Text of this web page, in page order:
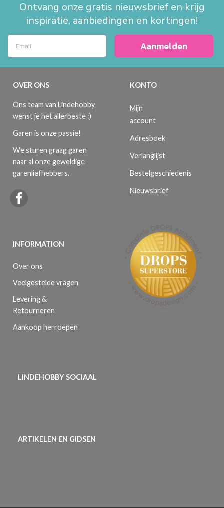
Ontvang onze gratis nieuwsbrief en krijg
inspiratie, aanbiedingen en kortingen!
Aanmelden
OVER ONS
Ons team van Lindehobby
wenst je het allerbeste :)
Garen is onze passie!
We sturen graag garen
naar al onze geweldige
garenliefhebbers.
INFORMATION
Over ons
Veelgestelde vragen
Levering &
Retourneren
Aankoop herroepen
KONTO
Mijn
account
Adresboek
Verlanglijst
Bestelgeschiedenis
Nieuwsbrief
LINDEHOBBY SOCIAAL
ARTIKELEN EN GIDSEN